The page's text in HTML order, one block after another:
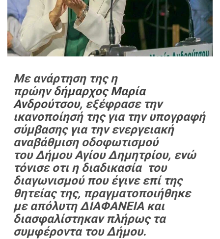
Με ανάρτηση της η
πρώηνδήμαρχος Μαρία
Ανδρούτσου, εξέφρασε την
ικανοποίησή της για τηνυπογραφή
σύμβασης για την ενεργειακή
αναβάθμιση οδοφωτισμού
τουΔήμου Αγίου Δημητρίου, ενώ
τόνισε οτι η διαδικασία του
διαγωνισμού που έγινε επί της
θητείας της, πραγματοποιήθηκε
με απόλυτη ΔΙΑΦΑΝΕΙΑ και
διασφαλίστηκαν πλήρως τα
συμφέροντα του Δήμου.